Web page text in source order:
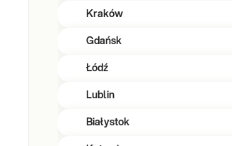
Kraków
Gdańsk
Łódź
Lublin
Białystok